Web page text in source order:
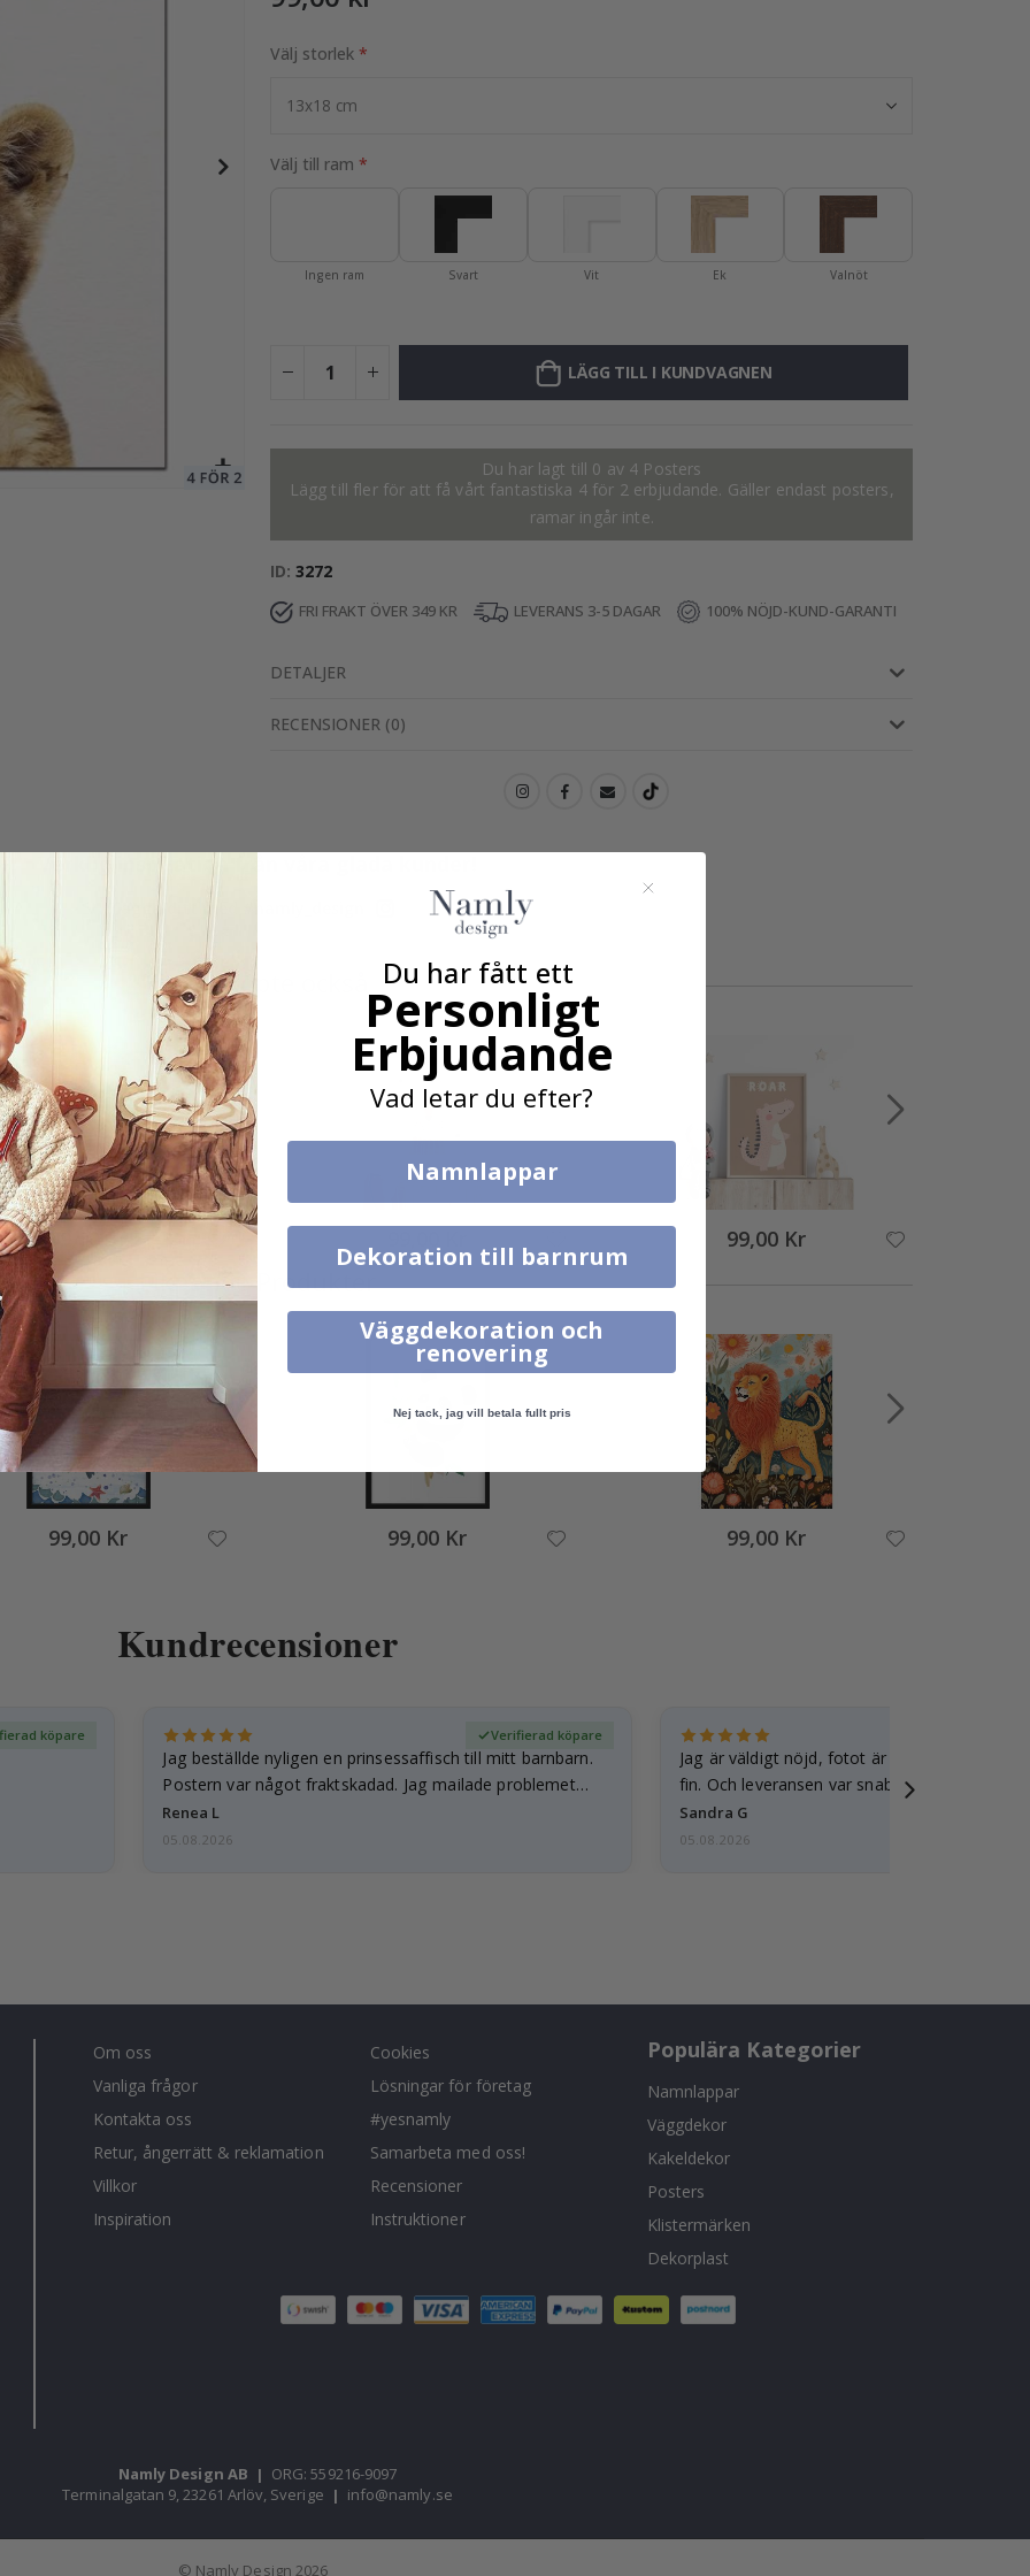
149,00 Kr
Välj storlek
Välj till ram
Ingen ram Svart Vit Ek Valnöt
LÄGG TILL I KUNDVAGNEN
Du har lagt till 0 av 4 Posters
Lägg till fler för att få vårt fantastiska 4 för 2 erbjudande. Gäller endast posters,
ramar ingår inte.
ID 3272
FRI FRAKT ÖVER 349 KR LEVERANS 3-5 DAGAR 100% NÖJD-KUND-GARANTI
DETALJER
RECENSIONER (0)
Verklig inspiration från våra glada kunder!
Tagga ditt med #namly_design
Andra köpte också
99,00 Kr 99,00 Kr
Liknande Produkter
99,00 Kr 99,00 Kr 99,00 Kr
Kundrecensioner
köpare
Jag beställde nyligen en prinsessaffisch till mitt barnbarn.
Postern var något fraktskadad. Jag mailade problemet
och…
Renea L
Verifierad köpare
05.08.2026
Jag är väldigt nöjd, fotot är välgjort och
fin. Och leveransen var snabb.
Sandra G
05.08.2026
Om oss
Vanliga frågor
Kontakta oss
Retur, ångerrätt & reklamation
Villkor
Inspiration
Cookies
Lösningar för företag
#yesnamly
Samarbeta med oss!
Recensioner
Instruktioner
Populära Kategorier
Namnlappar
Väggdekor
Kakeldekor
Posters
Klistermärken
Dekorplast
Namly Design AB | ORG: 559216-9097
Terminalgatan 9, 23261 Arlöv, Sverige | info@namly.se
© Namly Design 2026
Du har fått ett
Personligt
Erbjudande
Vad letar du efter?
Namnlappar
Dekoration till barnrum
Väggdekoration och
renovering
Nej tack, jag vill betala fullt pris